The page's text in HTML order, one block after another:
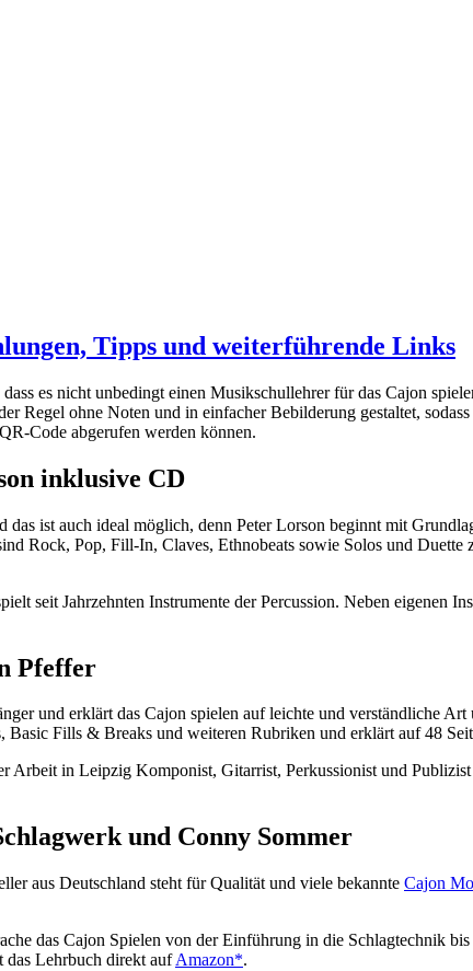
Tipps und weiterführende Links
es nicht unbedingt einen Musikschullehrer für das Cajon
Regel ohne Noten und in einfacher Bebilderung gestaltet,
Code abgerufen werden können.
inklusive CD
das ist auch ideal möglich, denn Peter Lorson beginnt mit
Rock, Pop, Fill-In, Claves, Ethnobeats sowie Solos und
seit Jahrzehnten Instrumente der Percussion. Neben eigenen
Pfeffer
und erklärt das Cajon spielen auf leichte und verständliche
Fills & Breaks und weiteren Rubriken und erklärt auf 48
Arbeit in Leipzig Komponist, Gitarrist, Perkussionist und
und Conny Sommer
aus Deutschland steht für Qualität und viele bekannte Cajon
das Cajon Spielen von der Einführung in die Schlagtechnik
das Lehrbuch direkt aufAmazon*.